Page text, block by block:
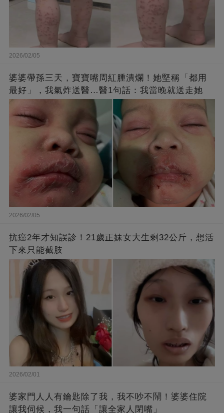
2026/02/05
婆婆帶孫三天，寶寶嘴周紅腫潰爛！她堅稱「都用
最好」，我氣炸送醫…醫1句話：我當晚就送走她
2026/02/05
抗癌2年才知誤診！21歲正妹女大生剩32公斤，想活
下來只能截肢
2026/02/01
婆家門人人有鑰匙除了我，我不吵不鬧！婆婆住院
讓我伺候，我一句話「讓全家人閉嘴」